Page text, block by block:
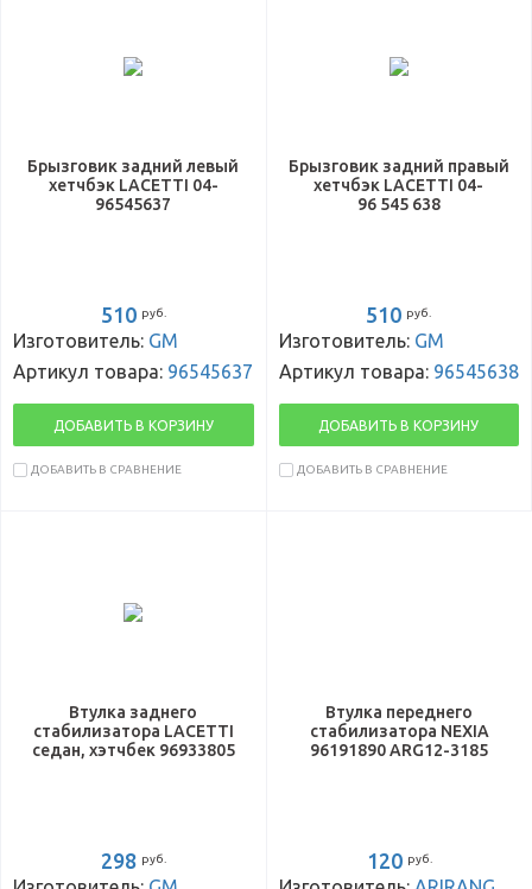
Брызговик задний левый
хетчбэк LACETTI 04-
96545637
510 руб.
Изготовитель: GM
Артикул товара: 96545637
ДОБАВИТЬ В КОРЗИНУ
ДОБАВИТЬ В СРАВНЕНИЕ
Брызговик задний правый
хетчбэк LACETTI 04-
96 545 638
510 руб.
Изготовитель: GM
Артикул товара: 96545638
ДОБАВИТЬ В КОРЗИНУ
ДОБАВИТЬ В СРАВНЕНИЕ
Втулка заднего
стабилизатора LACETTI
седан, хэтчбек 96933805
298 руб.
Втулка переднего
стабилизатора NEXIA
96191890 ARG12-3185
120 руб.